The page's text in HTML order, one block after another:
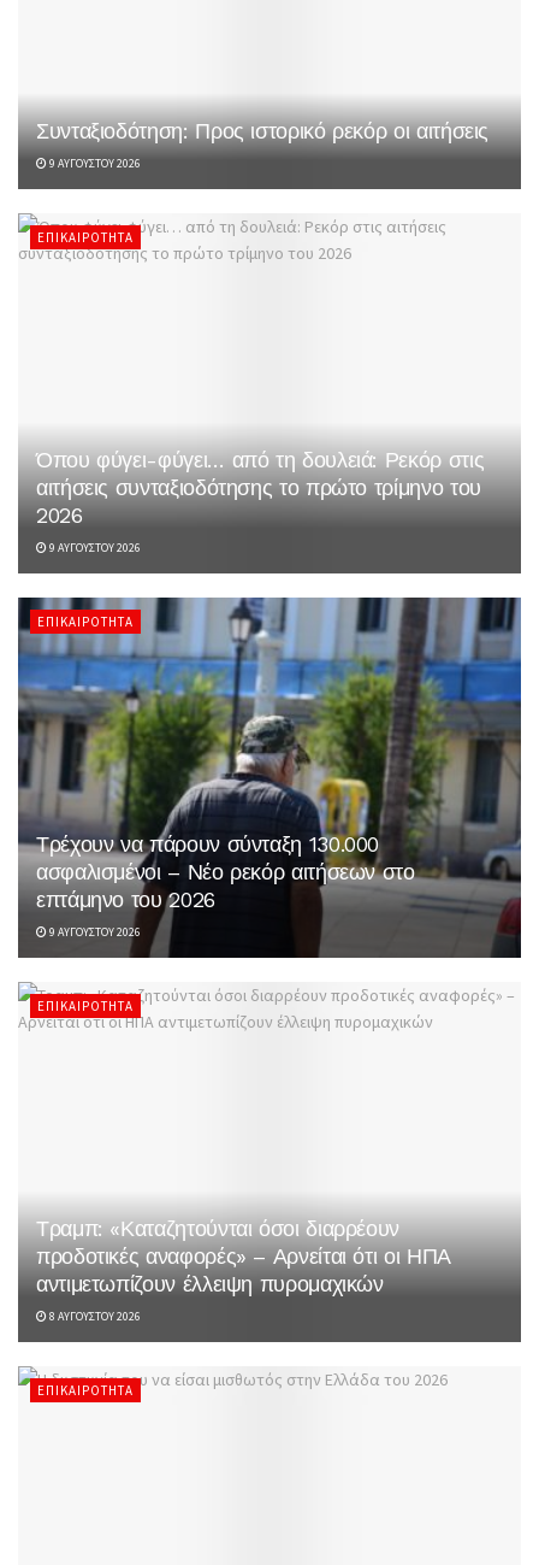
Συνταξιοδότηση: Προς ιστορικό ρεκόρ οι αιτήσεις
9 ΑΥΓΟΎΣΤΟΥ 2026
ΕΠΙΚΑΙΡΌΤΗΤΑ
Όπου φύγει-φύγει… από τη δουλειά: Ρεκόρ στις
αιτήσεις συνταξιοδότησης το πρώτο τρίμηνο του
2026
9 ΑΥΓΟΎΣΤΟΥ 2026
ΕΠΙΚΑΙΡΌΤΗΤΑ
Τρέχουν να πάρουν σύνταξη 130.000
ασφαλισμένοι – Νέο ρεκόρ αιτήσεων στο
επτάμηνο του 2026
9 ΑΥΓΟΎΣΤΟΥ 2026
ΕΠΙΚΑΙΡΌΤΗΤΑ
Τραμπ: «Καταζητούνται όσοι διαρρέουν
προδοτικές αναφορές» – Αρνείται ότι οι ΗΠΑ
αντιμετωπίζουν έλλειψη πυρομαχικών
8 ΑΥΓΟΎΣΤΟΥ 2026
ΕΠΙΚΑΙΡΌΤΗΤΑ